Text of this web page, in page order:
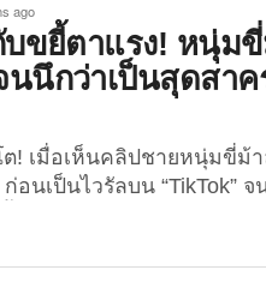
Thailand Marathon
ะกาศบริจาคเงินรางวัลทั้งห
าท เพื่อช่วยเหลือพี่น้องชาว
วมในขณะนี้ เมื่อวันที่...
ago
บขยี้ตาแรง! หนุ่ม
นึกว่าเป็นสุดสาค
ต! เมื่อเห็นคลิปชายหนุ่มขี่ม้
อนเป็นไวรัลบน “TikTok” จ
ใช้บัญชี “TikTok” ชื่อ